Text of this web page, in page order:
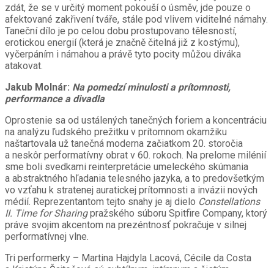
zdát, že se v určitý moment pokouší o úsměv, jde pouze o
afektované zakřivení tváře, stále pod vlivem viditelné námahy.
Taneční dílo je po celou dobu prostupovano tělesností,
erotickou energií (která je značně čitelná již z kostýmu),
vyčerpáním i námahou a právě tyto pocity můžou diváka
atakovat.
Jakub Molnár: Na pomedzí minulosti a prítomnosti,
performance a divadla
Oprostenie sa od ustálených tanečných foriem a koncentráciu
na analýzu ľudského prežitku v prítomnom okamžiku
naštartovala už tanečná moderna začiatkom 20. storočia
a neskôr performatívny obrat v 60. rokoch. Na prelome milénií
sme boli svedkami reinterpretácie umeleckého skúmania
a abstraktného hľadania telesného jazyka, a to predovšetkým
vo vzťahu k stratenej auratickej prítomnosti a invázii nových
médií. Reprezentantom tejto snahy je aj dielo Constellations
II. Time for Sharingpražského súboru Spitfire Company, ktorý
práve svojim akcentom na prezéntnosť pokračuje v silnej
performatívnej vlne.
Tri performerky – Martina Hajdyla Lacová, Cécile da Costa